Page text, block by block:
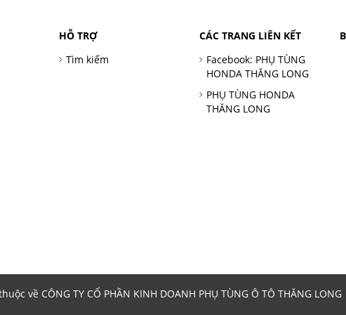
HỖ TRỢ
Tìm kiếm
CÁC TRANG LIÊN KẾT
Facebook: PHỤ TÙNG
HONDA THĂNG LONG
PHỤ TÙNG HONDA
THĂNG LONG
về CÔNG TY CỔ PHẦN KINH DOANH PHỤ TÙNG Ô TÔ THĂNG